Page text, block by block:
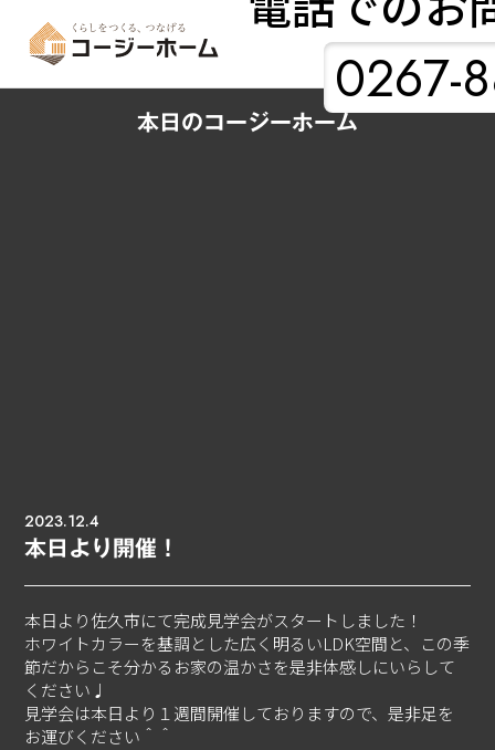
0267-
2023.12.4
本日より開催！
本日より佐久市にて完成見学会がスタートしました！
ホワイトカラーを基調とした広く明るいLDK空間と、この季
節だからこそ分かるお家の温かさを是非体感しにいらして
ください♩
見学会は本日より１週間開催しておりますので、是非足を
お運びください＾＾
本日のコージーホーム